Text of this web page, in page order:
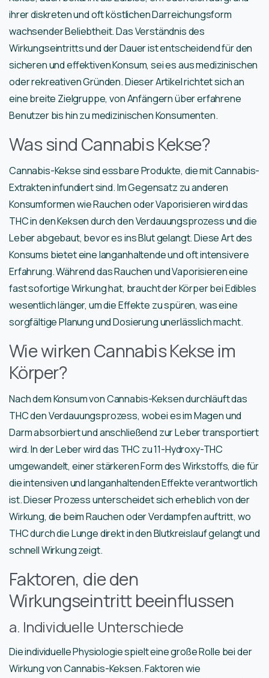
ihrer diskreten und oft köstlichen Darreichungsform
wachsender Beliebtheit. Das Verständnis des
Wirkungseintritts und der Dauer ist entscheidend für den
sicheren und effektiven Konsum, sei es aus medizinischen
oder rekreativen Gründen. Dieser Artikel richtet sich an
eine breite Zielgruppe, von Anfängern über erfahrene
Benutzer bis hin zu medizinischen Konsumenten.
Was sind Cannabis Kekse?
Cannabis-Kekse sind essbare Produkte, die mit Cannabis-
Extrakten infundiert sind. Im Gegensatz zu anderen
Konsumformen wie Rauchen oder Vaporisieren wird das
THC in den Keksen durch den Verdauungsprozess und die
Leber abgebaut, bevor es ins Blut gelangt. Diese Art des
Konsums bietet eine langanhaltende und oft intensivere
Erfahrung. Während das Rauchen und Vaporisieren eine
fast sofortige Wirkung hat, braucht der Körper bei Edibles
wesentlich länger, um die Effekte zu spüren, was eine
sorgfältige Planung und Dosierung unerlässlich macht.
Wie wirken Cannabis Kekse im
Körper?
Nach dem Konsum von Cannabis-Keksen durchläuft das
THC den Verdauungsprozess, wobei es im Magen und
Darm absorbiert und anschließend zur Leber transportiert
wird. In der Leber wird das THC zu 11-Hydroxy-THC
umgewandelt, einer stärkeren Form des Wirkstoffs, die für
die intensiven und langanhaltenden Effekte verantwortlich
ist. Dieser Prozess unterscheidet sich erheblich von der
Wirkung, die beim Rauchen oder Verdampfen auftritt, wo
THC durch die Lunge direkt in den Blutkreislauf gelangt und
schnell Wirkung zeigt.
Faktoren, die den
Wirkungseintritt beeinflussen
a. Individuelle Unterschiede
Die individuelle Physiologie spielt eine große Rolle bei der
Wirkung von Cannabis-Keksen. Faktoren wie